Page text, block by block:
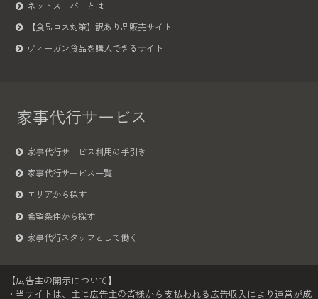
ネットスーパーとは
【食品ロス対策】訳あり品販売サイト
ヴィーガン食品を購入できるサイト
家事代行サービス
家事代行サービス利用の手引き
家事代行サービス一覧
エリアから探す
希望条件から探す
家事代行スタッフとして働く
【広告主の開示について】
・当サイトは、主に広告主の皆様から支払われる広告収入により運営が成